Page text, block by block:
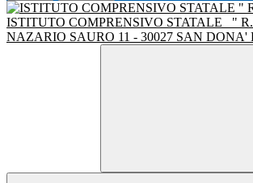
ISTITUTO COMPRENSIVO STATALE "
NAZARIO SAURO 11 - 30027 SAN DONA'